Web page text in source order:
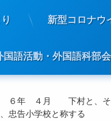
新型コロナウ
語活動・外国語科部会
６年 ４月 下村と、その
忠告小学校と称する